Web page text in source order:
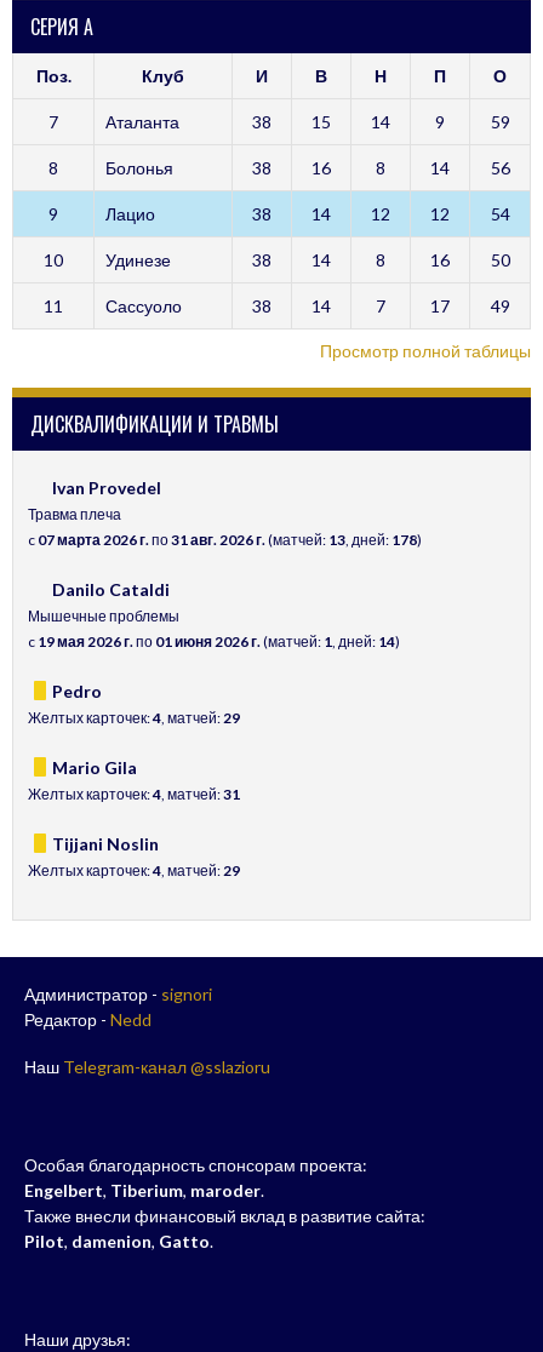
СЕРИЯ А
Поз. Клуб И В Н П О
7 Аталанта 38 15 14 9 59
8 Болонья 38 16 8 14 56
9 Лацио 38 14 12 12 54
10 Удинезе 38 14 8 16 50
11 Сассуоло 38 14 7 17 49
Просмотр полной таблицы
ДИСКВАЛИФИКАЦИИ И ТРАВМЫ
Ivan Provedel
Травма плеча
c 07 марта 2026 г.по31 авг. 2026 г.(матчей: 13, дней: 178)
Danilo Cataldi
Мышечные проблемы
c 19 мая 2026 г.по 01 июня 2026 г.(матчей: 1, дней: 14)
Pedro
Желтых карточек:4, матчей:29
Mario Gila
Желтых карточек:4, матчей:31
Tijjani Noslin
Желтых карточек:4, матчей:29
Администратор - signori
Редактор - Nedd
Наш Telegram-канал @sslazioru
Особая благодарность спонсорам проекта:
Engelbert, Tiberium, maroder.
Также внесли финансовый вклад в развитие сайта:
Pilot, damenion, Gatto.
Наши друзья: